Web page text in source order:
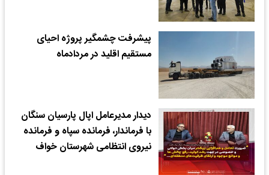
پیشرفت چشمگیر پروژه احیای
مستقیم اقلید در مردادماه
دیدار مدیرعامل اپال پارسیان سنگان
با فرماندار، فرمانده سپاه و فرمانده
نیروی انتظامی شهرستان خواف